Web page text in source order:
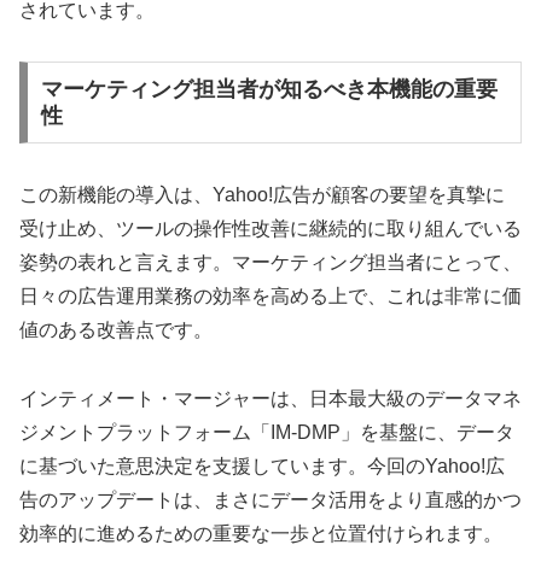
されています。
マーケティング担当者が知るべき本機能の重要
性
この新機能の導入は、Yahoo!広告が顧客の要望を真摯に
受け止め、ツールの操作性改善に継続的に取り組んでいる
姿勢の表れと言えます。マーケティング担当者にとって、
日々の広告運用業務の効率を高める上で、これは非常に価
値のある改善点です。
インティメート・マージャーは、日本最大級のデータマネ
ジメントプラットフォーム「IM-DMP」を基盤に、データ
に基づいた意思決定を支援しています。今回のYahoo!広
告のアップデートは、まさにデータ活用をより直感的かつ
効率的に進めるための重要な一歩と位置付けられます。